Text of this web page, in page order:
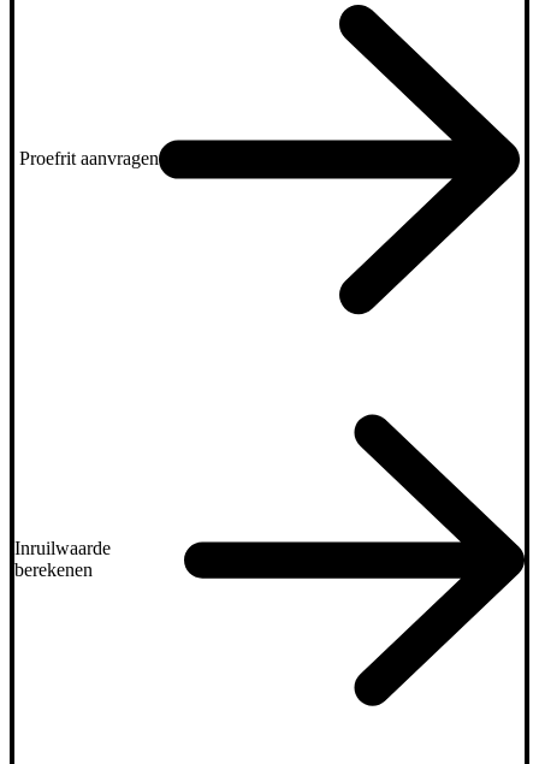
Proefrit aanvragen
Inruilwaarde
berekenen